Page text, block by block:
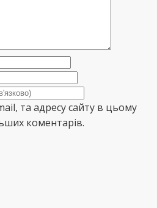
та адресу сайту в цьому
коментарів.